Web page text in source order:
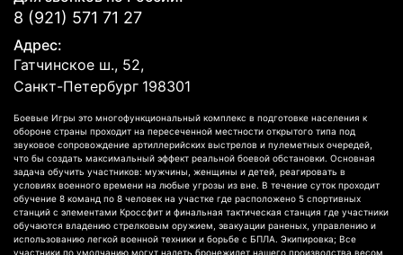
8 (921) 571 71 27
Адрес:
Гатчинское ш., 52,
Санкт-Петербург 198301
Боевые Игры это многофункциональный комплекс в подготовке населения к
обороне страны проходит на пересеченной местности открытого типа под
звуковое сопровождение артиллерийских выстрелов и пулеметных очередей,
что бы создать максимальный эффект реальной боевой обстановки. Основная
задача обучить участников: мужчины, женщины и детей, реагировать в
условиях военного времени на любые угрозы из вне. В течение суток проходит
обучение 8 команд по 8 человек на участке где расположено 5 спортивных
станций с элементами Кроссфит и финальная тактическая станция где участники
обучаются владению стрелковым оружием, эвакуации раненых, управлению и
использованию легкой военной техники и борьбе с БПЛА. Экипировка; Все
участники по умолчанию могут надеть бронежилет нашего производства весом